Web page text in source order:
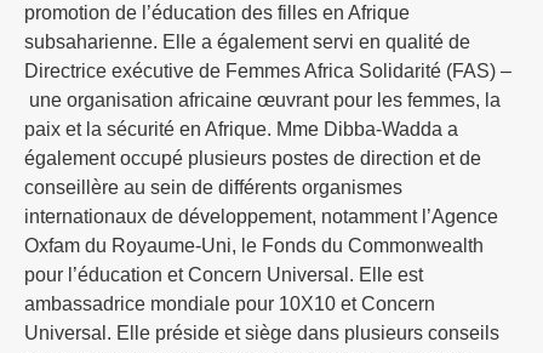
promotion de l’éducation des filles en Afrique
subsaharienne. Elle a également servi en qualité de
Directrice exécutive de Femmes Africa Solidarité (FAS) –
une organisation africaine œuvrant pour les femmes, la
paix et la sécurité en Afrique. Mme Dibba-Wadda a
également occupé plusieurs postes de direction et de
conseillère au sein de différents organismes
internationaux de développement, notamment l’Agence
Oxfam du Royaume-Uni, le Fonds du Commonwealth
pour l’éducation et Concern Universal. Elle est
ambassadrice mondiale pour 10X10 et Concern
Universal. Elle préside et siège dans plusieurs conseils